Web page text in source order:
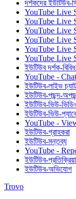
দর্শকদের ইউটিউব-
YouTube Live
YouTube Live
YouTube Live
YouTube Live
YouTube Live
YouTube Live
ইউটিউব দর্শক-
YouTube -
ইউটিউব-লাইভ চ্যাট
ইউটিউব-পছন্দ-
ইউটিউব-ভিউ-
ইউটিউব-ভিউ-
YouTube -
ইউটিউব-গ্রাহকরা
ইউটিউব-মন্তব্য
YouTube -
ইউটিউব-প্রতিক্রিয়া
ইউটিউব-অভিযোগ
Trovo